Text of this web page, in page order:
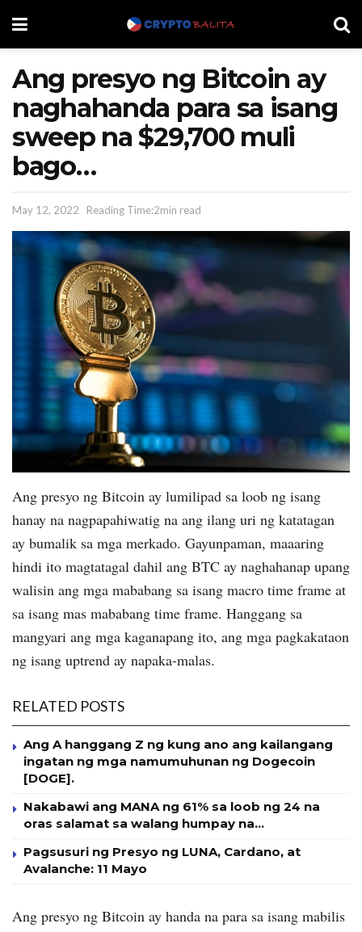
Ang presyo ng Bitcoin ay
naghahanda para sa isang
sweep na $29,700 muli
bago…
May 12, 2022 Reading Time:2min read
Ang presyo ng Bitcoin ay lumilipad sa loob ng isang
hanay na nagpapahiwatig na ang ilang uri ng katatagan
ay bumalik sa mga merkado. Gayunpaman, maaaring
hindi ito magtatagal dahil ang BTC ay naghahanap upang
walisin ang mga mababang sa isang macro time frame at
sa isang mas mababang time frame. Hanggang sa
mangyari ang mga kaganapang ito, ang mga pagkakataon
ng isang uptrend ay napaka-malas.
RELATED POSTS
Ang A hanggang Z ng kung ano ang kailangang
ingatan ng mga namumuhunan ng Dogecoin
[DOGE].
Nakabawi ang MANA ng 61% sa loob ng 24 na
oras salamat sa walang humpay na…
Pagsusuri ng Presyo ng LUNA, Cardano, at
Avalanche: 11 Mayo
Ang presyo ng Bitcoin ay handa na para sa isang mabilis